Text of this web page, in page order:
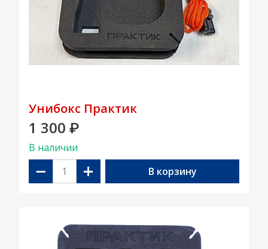
Унибокс Практик
1 300 ₽
В наличии
− + В корзину